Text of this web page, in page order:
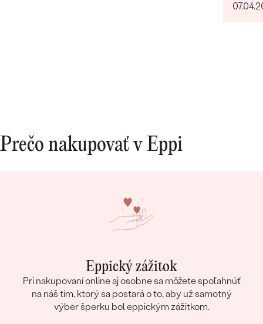
Prečo nakupovať v Eppi
Eppický zážitok
Pri nakupovaní online aj osobne sa môžete spoľahnúť
na náš tím, ktorý sa postará o to, aby už samotný
výber šperku bol eppickým zážitkom.